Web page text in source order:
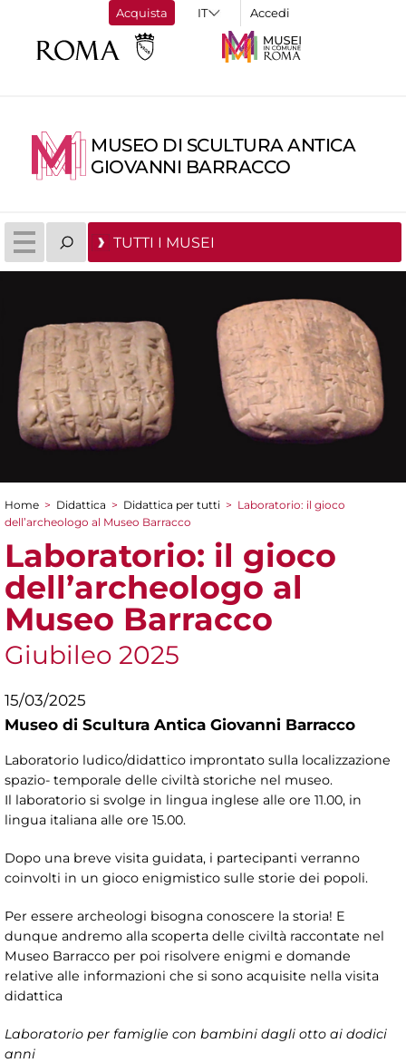
Acquista Accedi
MUSEO DI SCULTURA ANTICA
GIOVANNI BARRACCO
TUTTI I MUSEI
Tu sei qui
Home > Didattica > Didattica per tutti > Laboratorio: il gioco
dell’archeologo al Museo Barracco
Laboratorio: il gioco
dell’archeologo al
Museo Barracco
Giubileo 2025
15/03/2025
Museo di Scultura Antica Giovanni Barracco
Laboratorio ludico/didattico improntato sulla localizzazione
spazio- temporale delle civiltà storiche nel museo.
Il laboratorio si svolge in lingua inglese alle ore 11.00, in
lingua italiana alle ore 15.00.
Dopo una breve visita guidata, i partecipanti verranno
coinvolti in un gioco enigmistico sulle storie dei popoli.
Per essere archeologi bisogna conoscere la storia! E
dunque andremo alla scoperta delle civiltà raccontate nel
Museo Barracco per poi risolvere enigmi e domande
relative alle informazioni che si sono acquisite nella visita
didattica
Laboratorio per famiglie con bambini dagli otto ai dodici
anni